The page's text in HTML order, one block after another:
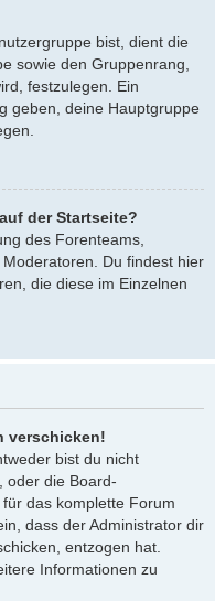
bist, dient die
sowie den Gruppenrang,
festzulegen. Ein
geben, deine Hauptgruppe
der Startseite?
des Forenteams,
Du findest hier
die diese im Einzelnen
verschicken!
bist du nicht
oder die Board-
das komplette Forum
dass der Administrator dir
entzogen hat.
Informationen zu